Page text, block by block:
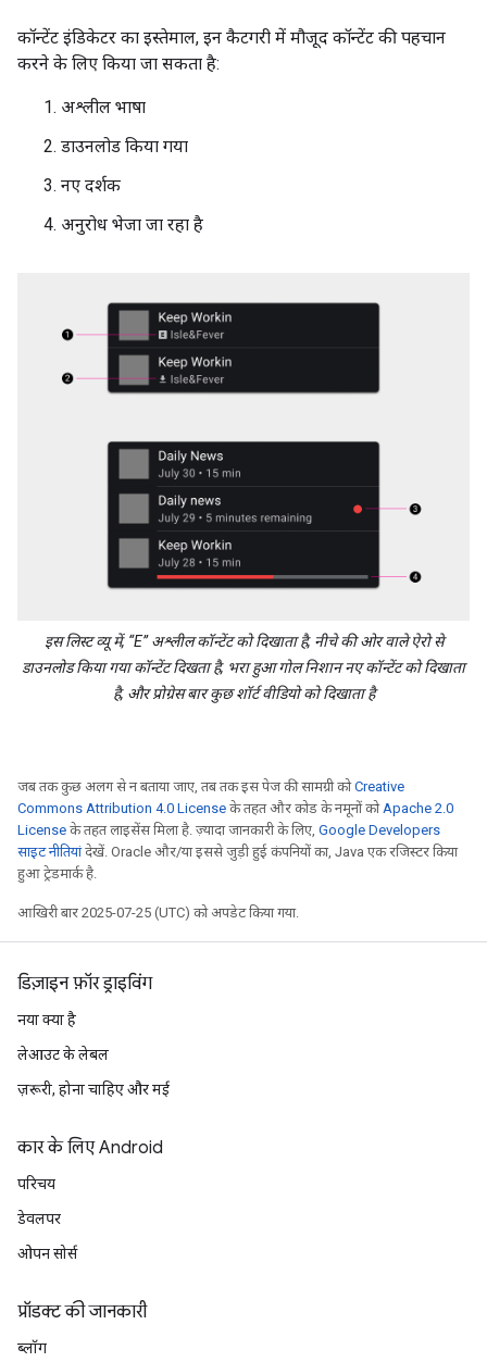
कॉन्टेंट इंडिकेटर का इस्तेमाल, इन कैटगरी में मौजूद कॉन्टेंट की पहचान
करने के लिए किया जा सकता है:
अश्लील भाषा
डाउनलोड किया गया
नए दर्शक
अनुरोध भेजा जा रहा है
इस लिस्ट व्यू में, “E” अश्लील कॉन्टेंट को दिखाता है, नीचे की ओर वाले ऐरो से
डाउनलोड किया गया कॉन्टेंट दिखता है, भरा हुआ गोल निशान नए कॉन्टेंट को दिखाता
है, और प्रोग्रेस बार कुछ शॉर्ट वीडियो को दिखाता है
जब तक कुछ अलग से न बताया जाए, तब तक इस पेज की सामग्री कोCreative
Commons Attribution 4.0 License के तहत और कोड के नमूनों को Apache 2.0
License के तहत लाइसेंस मिला है. ज़्यादा जानकारी के लिए, Google Developers
साइट नीतियांदेखें. Oracle और/या इससे जुड़ी हुई कंपनियों का, Java एक रजिस्टर किया
हुआ ट्रेडमार्क है.
आखिरी बार 2025-07-25 (UTC) को अपडेट किया गया.
डिज़ाइन फ़ॉर ड्राइविंग
नया क्या है
लेआउट के लेबल
ज़रूरी, होना चाहिए और मई
कार के लिए Android
परिचय
डेवलपर
ओपन सोर्स
प्रॉडक्ट की जानकारी
ब्लॉग